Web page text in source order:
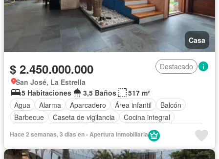
Casa
$ 2.450.000.000
Destacado
San José, La Estrella
5 Habitaciones
3,5 Baños
517 m²
Agua
Alarma Aparcadero Área infantil
Balcón
Barbecue
Caseta de vigilancia
Cocina integral
Gas natural
Gimnasio
Estudio
Vigilante
Seguridad privada
Tanque de agua
Vista panorámica
Hace 2 semanas, 3 días en - Apertura Inmobiliaria